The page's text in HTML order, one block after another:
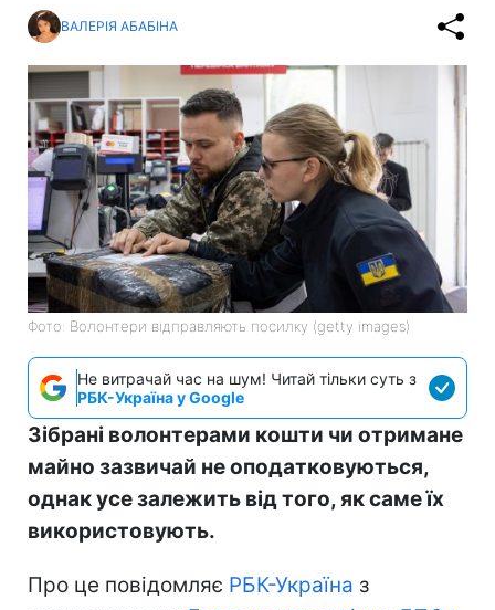
ВАЛЕРІЯ АБАБІНА
Фото: Волонтери відправляють посилку (getty images)
Не витрачай час на шум! Читай тільки суть з
РБК-Україна у Google
Зібрані волонтерами кошти чи отримане
майно зазвичай не оподатковуються,
однак усе залежить від того, як саме їх
використовують.
Про це повідомляє РБК-Україна з